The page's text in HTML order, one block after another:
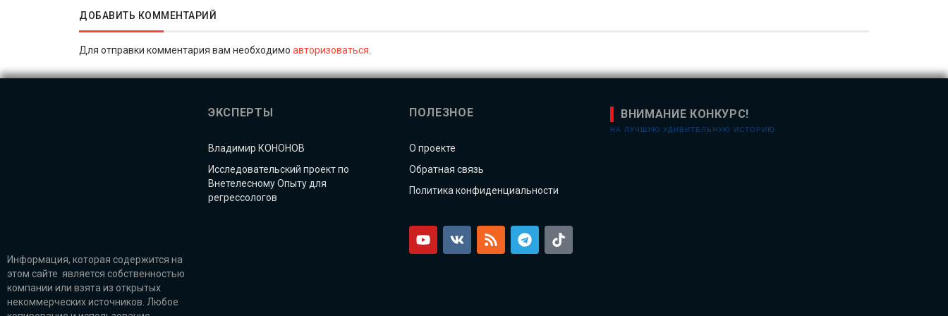
ДОБАВИТЬ КОММЕНТАРИЙ
Для отправки комментария вам необходимо авторизоваться
Информация, которая содержится на
этом сайте является собственностью
компании или взята из открытых
некоммерческих источников. Любое
ЭКСПЕРТЫ
Владимир КОНОНОВ
Исследовательский проект по
Внетелесному Опыту для
регрессологов
ПОЛЕЗНОЕ
О проекте
Обратная связь
Политика конфиденциальности
ВНИМАНИЕ КОНКУРС!
НА ЛУЧШУЮ УДИВИТЕЛЬНУЮ ИСТОРИЮ